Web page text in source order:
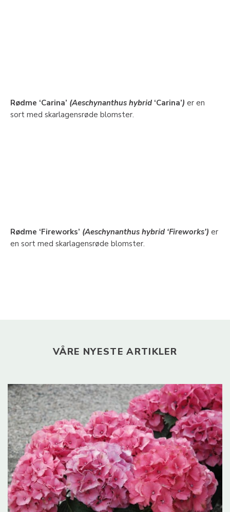
Rødme ‘Carina’ (Aeschynanthus hybrid ‘Carina’) er en
sort med skarlagensrøde blomster.
Rødme ‘Fireworks’ (Aeschynanthus hybrid ‘Fireworks’) er
en sort med skarlagensrøde blomster.
VÅRE NYESTE ARTIKLER